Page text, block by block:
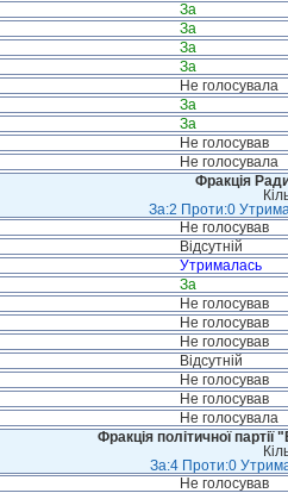
За
За
За
За
Не голосувала
За
За
Не голосував
Не голосувала
Фракція
За:2 Проти:0
Не голосував
Відсутній
Утрималась
За
Не голосував
Не голосував
Не голосував
Відсутній
Не голосував
Не голосував
Не голосувала
Фракція політичної
За:4 Проти:0
Не голосував